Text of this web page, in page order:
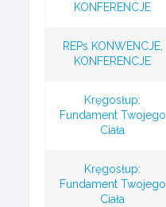
KONFERENCJE
REPs KONWENCJE,
KONFERENCJE
Kręgosłup:
Fundament Twojego
Ciała
Kręgosłup:
Fundament Twojego
Ciała